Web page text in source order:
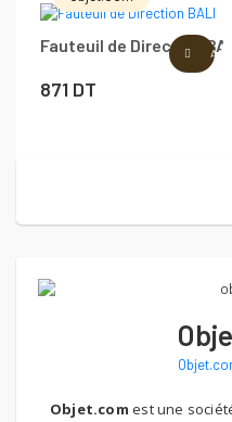
initial
était :
1100 DT.
actuel
est :
Fauteuil de Direction BALI
871 DT
Objet.com est une